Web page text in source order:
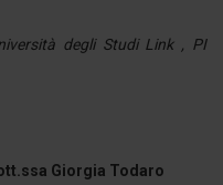
degli Studi Link , PI
Giorgia Todaro